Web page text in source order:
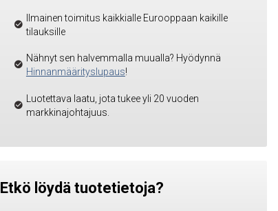
Ilmainen toimitus kaikkialle Eurooppaan kaikille
tilauksille
Nähnyt sen halvemmalla muualla? Hyödynnä
Hinnanmäärityslupaus!
Luotettava laatu, jota tukee yli 20 vuoden
markkinajohtajuus.
Etkö löydä tuotetietoja?